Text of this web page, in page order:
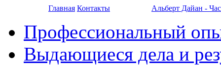
Главная Контакты Альберт Дайан -
Профессиональный
Выдающиеся дела и